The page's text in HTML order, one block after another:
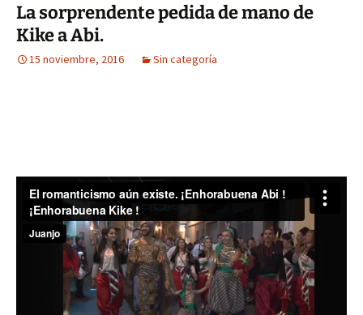
La sorprendente pedida de mano de
Kike a Abi.
15 noviembre, 2016 Sin categoría